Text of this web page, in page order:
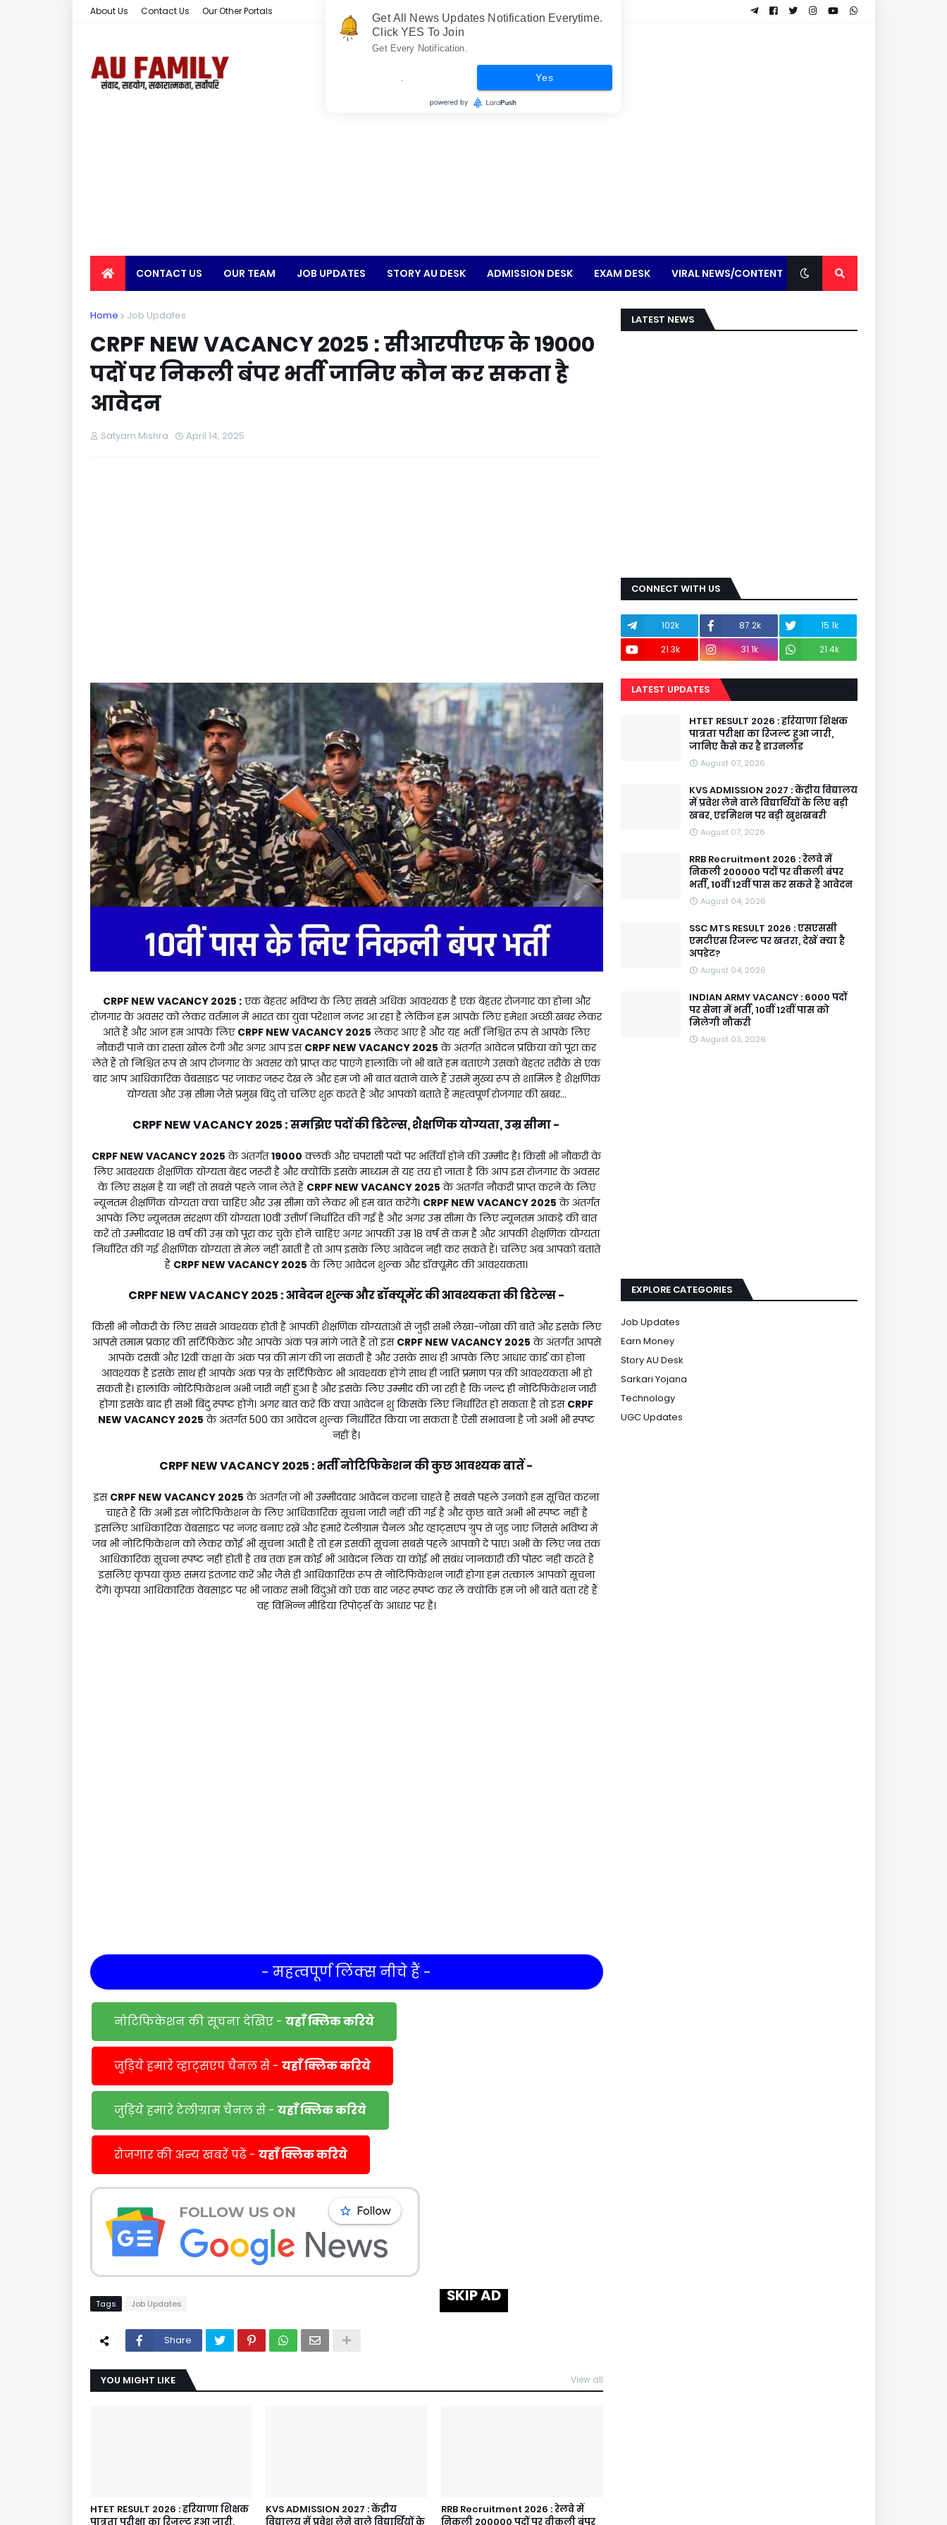
About Us Contact Us Our Other Portals
CONTACT US OUR TEAM JOB UPDATES STORY AU DESK ADMISSION DESK EXAM DESK VIRAL NEWS/CONTENT
EARN MONEY
Home Job Updates
CRPF NEW VACANCY 2025 : सीआरपीएफ के 19000
पदों पर निकली बंपर भर्ती जानिए कौन कर सकता है
आवेदन
Satyam Mishra April 14, 2025
CRPF NEW VACANCY 2025 :एक बेहतर भविष्य के लिए सबसे अधिक आवश्यक है एक बेहतर रोजगार का होना और
रोजगार के अवसर को लेकर वर्तमान में भारत का युवा परेशान नजर आ रहा है लेकिन हम आपके लिए हमेशा अच्छी खबर लेकर
आते हैं और आज हम आपके लिए CRPF NEW VACANCY 2025 लेकर आए हैं और यह भर्ती निश्चित रूप से आपके लिए
नौकरी पाने का रास्ता खोल देगी और अगर आप इस CRPF NEW VACANCY 2025 के अंतर्गत आवेदन प्रक्रिया को पूरा कर
लेते हैं तो निश्चित रूप से आप रोजगार के अवसर को प्राप्त कर पाएंगे हालांकि जो भी बातें हम बताएंगे उसको बेहतर तरीके से एक
बार आप आधिकारिक वेबसाइट पर जाकर जरूर देख लें और हम जो भी बात बताने वाले हैं उसमें मुख्य रूप से शामिल है शैक्षणिक
योग्यता और उम्र सीमा जैसे प्रमुख बिंदु तो चलिए शुरू करते हैं और आपको बताते हैं महत्वपूर्ण रोजगार की खबर...
CRPF NEW VACANCY 2025 : समझिए पदों की डिटेल्स, शैक्षणिक योग्यता, उम्र सीमा -
CRPF NEW VACANCY 2025 के अंतर्गत19000 क्लर्क और चपरासी पदों पर भर्तियाँ होने की उम्मीद है। किसी भी नौकरी के
लिए आवश्यक शैक्षणिक योग्यता बेहद जरूरी है और क्योंकि इसके माध्यम से यह तय हो जाता है कि आप इस रोजगार के अवसर
के लिए सक्षम है या नहीं तो सबसे पहले जान लेते हैं CRPF NEW VACANCY 2025 के अंतर्गत नौकरी प्राप्त करने के लिए
न्यूनतम शैक्षणिक योग्यता क्या चाहिए और उम्र सीमा को लेकर भी हम बात करेंगे। CRPF NEW VACANCY 2025 के अंतर्गत
आपके लिए न्यूनतम संरक्षण की योग्यता 10वीं उत्तीर्ण निर्धारित की गई है और अगर उम्र सीमा के लिए न्यूनतम आंकड़े की बात
करें तो उम्मीदवार 18 वर्ष की उम्र को पूरा कर चुके होने चाहिए अगर आपकी उम्र 18 वर्ष से कम है और आपकी शैक्षणिक योग्यता
निर्धारित की गई शैक्षणिक योग्यता से मेल नहीं खाती है तो आप इसके लिए आवेदन नहीं कर सकते हैं। चलिए अब आपको बताते
हैं CRPF NEW VACANCY 2025 के लिए आवेदन शुल्क और डॉक्यूमेंट की आवश्यकता।
CRPF NEW VACANCY 2025 : आवेदन शुल्क और डॉक्यूमेंट की आवश्यकता की डिटेल्स -
किसी भी नौकरी के लिए सबसे आवश्यक होती है आपकी शैक्षणिक योग्यताओं से जुड़ी सभी लेखा-जोखा की बातें और इसके लिए
आपसे तमाम प्रकार की सर्टिफिकेट और आपके अंक पत्र मांगे जाते हैं तो इस CRPF NEW VACANCY 2025 के अंतर्गत आपसे
आपके दसवीं और 12वीं कक्षा के अंक पत्र की मांग की जा सकती है और उसके साथ ही आपके लिए आधार कार्ड का होना
आवश्यक है इसके साथ ही आपके अंक पत्र के सर्टिफिकेट भी आवश्यक होंगे साथ ही जाति प्रमाण पत्र की आवश्यकता भी हो
सकती है। हालांकि नोटिफिकेशन अभी जारी नहीं हुआ है और इसके लिए उम्मीद की जा रही है कि जल्द ही नोटिफिकेशन जारी
होगा इसके बाद ही सभी बिंदु स्पष्ट होंगे। अगर बात करें कि क्या आवेदन शु किसके लिए निर्धारित हो सकता है तो इस CRPF
NEW VACANCY 2025 के अंतर्गत ₹500 का आवेदन शुल्क निर्धारित किया जा सकता है ऐसी संभावना है जो अभी भी स्पष्ट
नहीं है।
CRPF NEW VACANCY 2025 : भर्ती नोटिफिकेशन की कुछ आवश्यक बातें -
इस CRPF NEW VACANCY 2025 के अंतर्गत जो भी उम्मीदवार आवेदन करना चाहते हैं सबसे पहले उनको हम सूचित करना
चाहते हैं कि अभी इस नोटिफिकेशन के लिए आधिकारिक सूचना जारी नहीं की गई है और कुछ बातें अभी भी स्पष्ट नहीं है
इसलिए आधिकारिक वेबसाइट पर नजर बनाए रखें और हमारे टेलीग्राम चैनल और व्हाट्सएप ग्रुप से जुड़ जाए जिससे भविष्य में
जब भी नोटिफिकेशन को लेकर कोई भी सूचना आती है तो हम इसकी सूचना सबसे पहले आपको दे पाए। अभी के लिए जब तक
आधिकारिक सूचना स्पष्ट नहीं होती है तब तक हम कोई भी आवेदन लिंक या कोई भी संबंध जानकारी की पोस्ट नहीं करते हैं
इसलिए कृपया कुछ समय इंतजार करें और जैसे ही आधिकारिक रूप से नोटिफिकेशन जारी होगा हम तत्काल आपको सूचना
देंगे। कृपया आधिकारिक वेबसाइट पर भी जाकर सभी बिंदुओं को एक बार जरूर स्पष्ट कर लें क्योंकि हम जो भी बातें बता रहे हैं
वह विभिन्न मीडिया रिपोर्ट्स के आधार पर है।
- महत्वपूर्ण लिंक्स नीचे हैं -
नोटिफिकेशन की सूचना देखिए - यहाँ क्लिक करिये
जुड़िये हमारे व्हाट्सएप चैनल से - यहाँ क्लिक करिये
जुड़िये हमारे टेलीग्राम चैनल से - यहाँ क्लिक करिये
रोजगार की अन्य खबरें पढें - यहाँ क्लिक करिये
Tags Job Updates
Share
YOU MIGHT LIKE View all
HTET RESULT 2026 : हरियाणा शिक्षक
पात्रता परीक्षा का रिजल्ट हुआ जारी,
KVS ADMISSION 2027 : केंद्रीय
विद्यालय में प्रवेश लेने वाले विद्यार्थियों के
RRB Recruitment 2026 : रेलवे में
निकली 200000 पदों पर वीकली बंपर
LATEST NEWS
CONNECT WITH US
102k 87.2k
15.1k
21.3k
31.1k 21.4k
LATEST UPDATES
HTET RESULT 2026 : हरियाणा शिक्षक
पात्रता परीक्षा का रिजल्ट हुआ जारी,
जानिए कैसे कर है डाउनलोड
August 07, 2026
KVS ADMISSION 2027 : केंद्रीय विद्यालय
में प्रवेश लेने वाले विद्यार्थियों के लिए बड़ी
खबर, एडमिशन पर बड़ी खुशखबरी
August 07, 2026
RRB Recruitment 2026 : रेलवे में
निकली 200000 पदों पर वीकली बंपर
भर्ती, 10वीं 12वीं पास कर सकते हैं आवेदन
August 04, 2026
SSC MTS RESULT 2026 : एसएससी
एमटीएस रिजल्ट पर खतरा, देखें क्या है
अपडेट?
August 04, 2026
INDIAN ARMY VACANCY : 6000 पदों
पर सेना में भर्ती, 10वीं 12वीं पास को
मिलेगी नौकरी
August 03, 2026
EXPLORE CATEGORIES
Job Updates
Earn Money
Story AU Desk
Sarkari Yojana
Technology
UGC Updates
SKIP AD
Get All News Updates Notification Everytime.
Click YES To Join
Get Every Notification.
Yes